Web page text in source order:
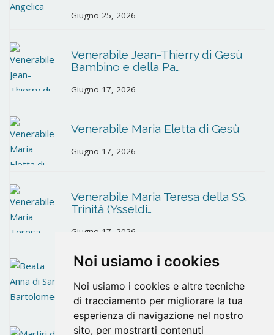
Noi usiamo i cookies
Noi usiamo i cookies e altre tecniche
di tracciamento per migliorare la tua
esperienza di navigazione nel nostro
sito, per mostrarti contenuti
Giugno 25, 2026
Venerabile Jean-Thierry di Gesù
Bambino e della Pa…
Giugno 17, 2026
Venerabile Maria Eletta di Gesù
Giugno 17, 2026
Venerabile Maria Teresa della SS.
Trinità (Ysseldi…
Giugno 17, 2026
Beata Anna di San Bartolomeo
Giugno 10, 2026